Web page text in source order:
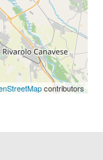
contributors